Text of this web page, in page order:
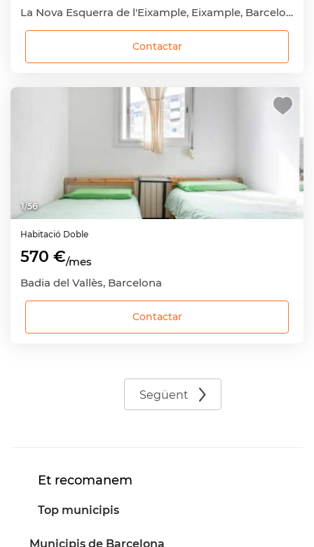
La Nova Esquerra de l'Eixample, Eixample, Barcelona Capital, Barcelona
Contactar
1/56
Habitació Doble
570 €/mes
Badia del Vallès, Barcelona
Contactar
Següent
Et recomanem
Top municipis
Municipis de Barcelona